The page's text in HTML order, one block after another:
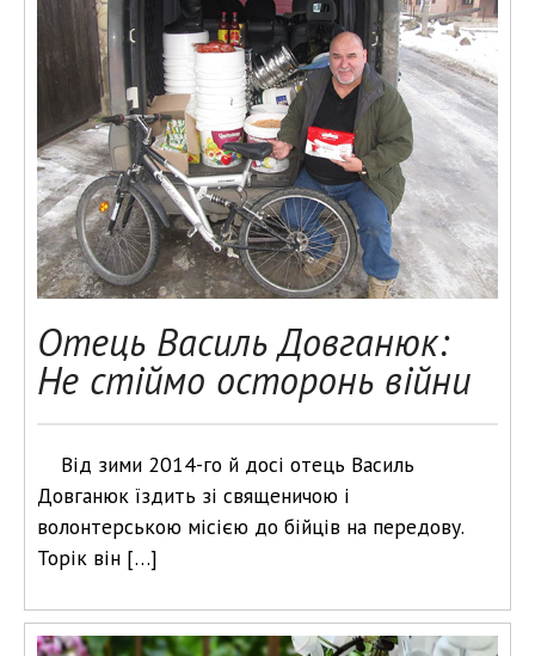
Отець Василь Довганюк:
Не стіймо осторонь війни
Від зими 2014-го й досі отець Василь
Довганюк їздить зі священичою і
волонтерською місією до бійців на передову.
Торік він […]